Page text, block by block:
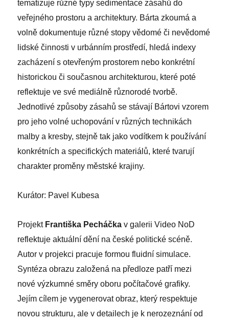
tematizuje různé typy sedimentace zásahů do
veřejného prostoru a architektury. Bárta zkoumá a
volně dokumentuje různé stopy vědomé či nevědomé
lidské činnosti v urbánním prostředí, hledá indexy
zacházení s otevřeným prostorem nebo konkrétní
historickou či současnou architekturou, které poté
reflektuje ve své mediálně různorodé tvorbě.
Jednotlivé způsoby zásahů se stávají Bártovi vzorem
pro jeho volné uchopování v různých technikách
malby a kresby, stejně tak jako vodítkem k používání
konkrétních a specifických materiálů, které tvarují
charakter proměny městské krajiny.
Kurátor: Pavel Kubesa
Projekt Františka Pecháčka v galerii Video NoD
reflektuje aktuální dění na české politické scéně.
Autor v projekci pracuje formou fluidní simulace.
Syntéza obrazu založená na předloze patří mezi
nové výzkumné směry oboru počítačové grafiky.
Jejím cílem je vygenerovat obraz, který respektuje
novou strukturu, ale v detailech je k nerozeznání od